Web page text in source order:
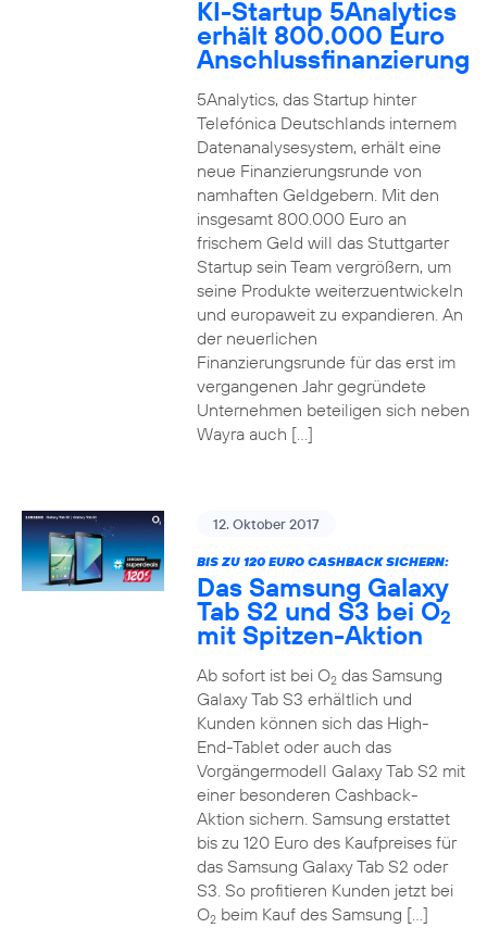
KI-Startup 5Analytics
erhält 800.000 Euro
Anschlussfinanzierung
5Analytics, das Startup hinter
Telefónica Deutschlands internem
Datenanalysesystem, erhält eine
neue Finanzierungsrunde von
namhaften Geldgebern. Mit den
insgesamt 800.000 Euro an
frischem Geld will das Stuttgarter
Startup sein Team vergrößern, um
seine Produkte weiterzuentwickeln
und europaweit zu expandieren. An
der neuerlichen
Finanzierungsrunde für das erst im
vergangenen Jahr gegründete
Unternehmen beteiligen sich neben
Wayra auch […]
12. Oktober 2017
BIS ZU 120 EURO CASHBACK SICHERN:
Das Samsung Galaxy
Tab S2 und S3 bei O2
mit Spitzen-Aktion
Ab sofort ist bei O2das Samsung
Galaxy Tab S3 erhältlich und
Kunden können sich das High-
End-Tablet oder auch das
Vorgängermodell Galaxy Tab S2 mit
einer besonderen Cashback-
Aktion sichern. Samsung erstattet
bis zu 120 Euro des Kaufpreises für
das Samsung Galaxy Tab S2 oder
S3. So profitieren Kunden jetzt bei
O2beim Kauf des Samsung […]